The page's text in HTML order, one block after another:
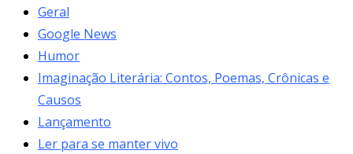
Geral
Google News
Humor
Imaginação Literária: Contos, Poemas, Crônicas e
Causos
Lançamento
Ler para se manter vivo